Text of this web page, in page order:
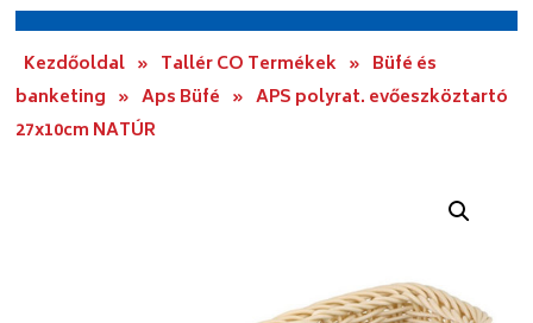
Kezdőoldal » Tallér CO Termékek » Büfé és
banketing » Aps Büfé » APS polyrat. evőeszköztartó
27x10cm NATÚR